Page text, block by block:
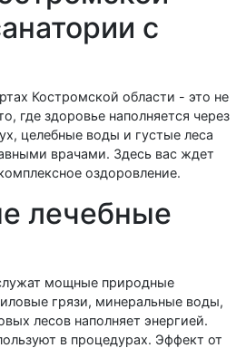
с
Костромской области - это не
где здоровье наполняется через
целебные воды и густые леса
врачами. Здесь вас ждет
оздоровление.
лечебные
мощные природные
грязи, минеральные воды,
лесов наполняет энергией.
в процедурах. Эффект от